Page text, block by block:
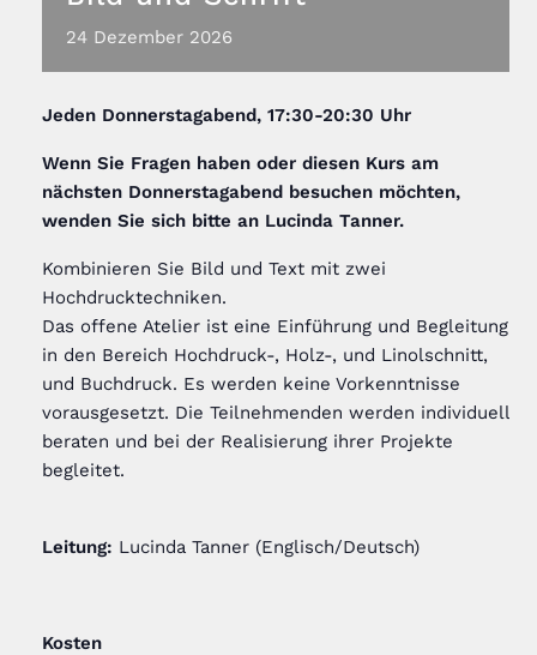
24 Dezember 2026
Jeden Donnerstagabend, 17:30-20:30 Uhr
Wenn Sie Fragen haben oder diesen Kurs am
nächsten Donnerstagabend besuchen möchten,
wenden Sie sich bitte an Lucinda Tanner.
Kombinieren Sie Bild und Text mit zwei
Hochdrucktechniken.
Das offene Atelier ist eine Einführung und Begleitung
in den Bereich Hochdruck-, Holz-, und Linolschnitt,
und Buchdruck. Es werden keine Vorkenntnisse
vorausgesetzt. Die Teilnehmenden werden individuell
beraten und bei der Realisierung ihrer Projekte
begleitet.
Leitung: Lucinda Tanner (Englisch/Deutsch)
Kosten